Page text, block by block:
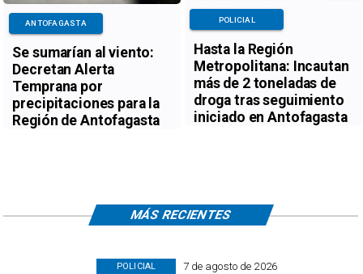
Se sumarían al viento:
Decretan Alerta
Temprana por
precipitaciones para la
Región de Antofagasta
ANTOFAGASTA
Hasta la Región
Metropolitana: Incautan
más de 2 toneladas de
droga tras seguimiento
iniciado en Antofagasta
POLICIAL
7 de agosto de 2026
POLICIAL
MÁS RECIENTES